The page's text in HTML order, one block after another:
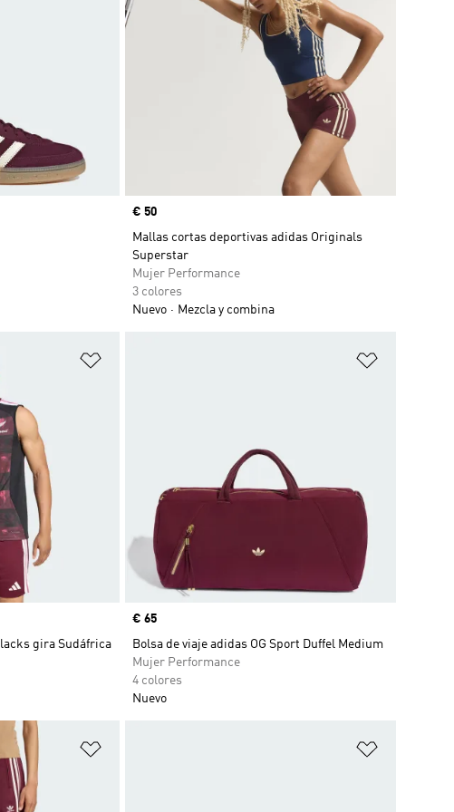
Precio
€ 50
Mallas cortas deportivas adidas Originals
Superstar
Mujer Performance
3 colores
Nuevo
Mezcla y combina
gira Sudáfrica
Precio
€ 65
Bolsa de viaje adidas OG Sport Duffel Medium
Mujer Performance
4 colores
Nuevo